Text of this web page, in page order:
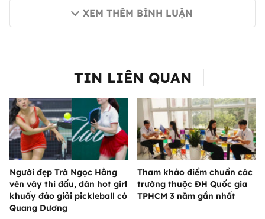
XEM THÊM BÌNH LUẬN
TIN LIÊN QUAN
Người đẹp Trà Ngọc Hằng
vén váy thi đấu, dàn hot girl
khuấy đảo giải pickleball có
Quang Dương
Tham khảo điểm chuẩn các
trường thuộc ĐH Quốc gia
TPHCM 3 năm gần nhất